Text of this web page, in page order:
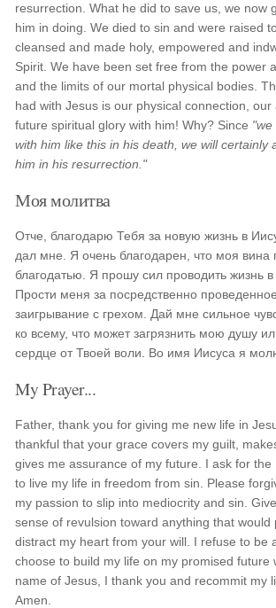
resurrection. What he did to save us, we now
him in doing. We died to sin and were raised
cleansed and made holy, empowered and
Spirit. We have been set free from the power
and the limits of our mortal physical bodies.
had with Jesus is our physical connection,
future spiritual glory with him! Why? Since "we
with him like this in his death, we will certainly
him in his resurrection."
Моя молитва
Отче, благодарю Тебя за новую жизнь в
дал мне. Я очень благодарен, что моя вина
благодатью. Я прошу сил проводить жизнь в
Прости меня за посредственно
заигрывание с грехом. Дай мне сильное
ко всему, что может загрязнить мою душу
сердце от Твоей воли. Во имя Иисуса я
My Prayer...
Father, thank you for giving me new life in
thankful that your grace covers my guilt,
gives me assurance of my future. I ask for the
to live my life in freedom from sin. Please
my passion to slip into mediocrity and sin.
sense of revulsion toward anything that would
distract my heart from your will. I refuse to be
choose to build my life on my promised future
name of Jesus, I thank you and recommit my
Amen.